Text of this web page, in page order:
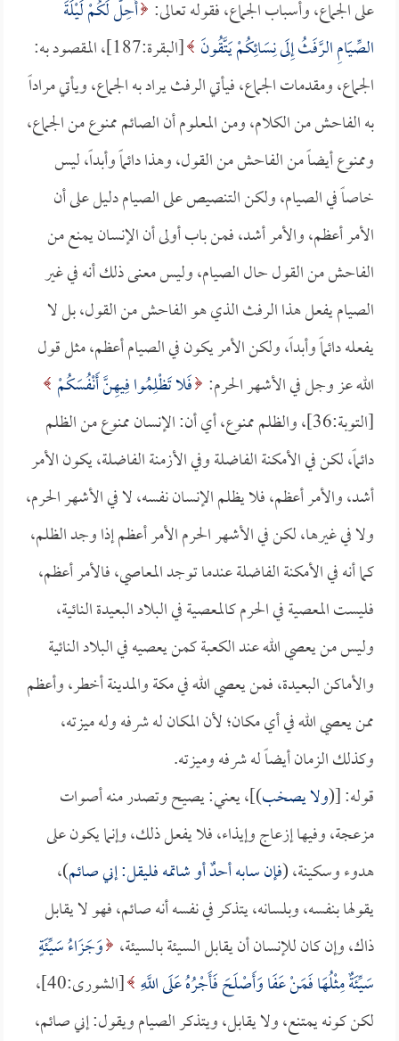
على الجماع، وأسباب الجماع، فقوله تعالى: أُحِلَّ لَكُمْ لَيْلَةَ
الصِّيَامِ الرَّفَثُ إِلَى نِسَائِكُمْ يَتَّقُونَ
[البقرة:187]، المقصود به:
الجماع، ومقدمات الجماع، فيأتي الرفث يراد به الجماع، ويأتي مراداً
به الفاحش من الكلام، ومن المعلوم أن الصائم ممنوع من الجماع،
وممنوع أيضاً من الفاحش من القول، وهذا دائماً وأبداً، ليس
خاصاً في الصيام، ولكن التنصيص على الصيام دليل على أن
الأمر أعظم، والأمر أشد، فمن باب أولى أن الإنسان يمنع من
الفاحش من القول حال الصيام، وليس معنى ذلك أنه في غير
الصيام يفعل هذا الرفث الذي هو الفاحش من القول، بل لا
يفعله دائماً وأبداً، ولكن الأمر يكون في الصيام أعظم، مثل قول
الله عز وجل في الأشهر الحرم: فَلا تَظْلِمُوا فِيهِنَّ أَنْفُسَكُمْ
[التوبة:36]، والظلم ممنوع، أي أن: الإنسان ممنوع من الظلم
دائماً، لكن في الأمكنة الفاضلة وفي الأزمنة الفاضلة، يكون الأمر
أشد، والأمر أعظم، فلا يظلم الإنسان نفسه، لا في الأشهر الحرم،
ولا في غيرها، لكن في الأشهر الحرم الأمر أعظم إذا وجد الظلم،
كما أنه في الأمكنة الفاضلة عندما توجد المعاصي، فالأمر أعظم،
فليست المعصية في الحرم كالمعصية في البلاد البعيدة النائية،
وليس من يعصي الله عند الكعبة كمن يعصيه في البلاد النائية
والأماكن البعيدة، فمن يعصي الله في مكة والمدينة أخطر، وأعظم
ممن يعصي الله في أي مكان؛ لأن المكان له شرفه وله ميزته،
وكذلك الزمان أيضاً له شرفه وميزته.
قوله: [(ولا يصخب)]، يعني: يصيح وتصدر منه أصوات
مزعجة، وفيها إزعاج وإيذاء، فلا يفعل ذلك، وإنما يكون على
هدوء وسكينة، (فإن سابه أحدٌ أو شاتمه فليقل: إني صائم)،
يقولها بنفسه، وبلسانه، يتذكر في نفسه أنه صائم، فهو لا يقابل
ذاك، وإن كان للإنسان أن يقابل السيئة بالسيئة، وَجَزَاءُ سَيِّئَةٍ
سَيِّئَةٌ مِثْلُهَا فَمَنْ عَفَا وَأَصْلَحَ فَأَجْرُهُ عَلَى اللَّهِ
[الشورى:40]،
لكن كونه يمتنع، ولا يقابل، ويتذكر الصيام ويقول: إني صائم،